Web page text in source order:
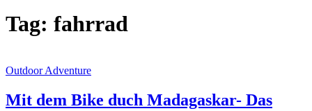
Tag: fahrrad
Outdoor Adventure
Mit dem Bike duch Madagaskar- Das